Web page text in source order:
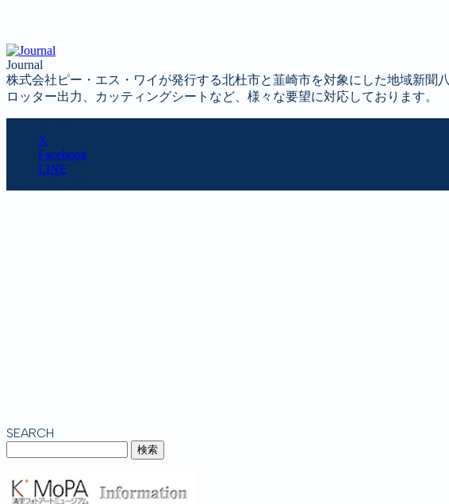
Journal
株式会社ピー・エス・ワイが発行する北杜市と韮崎市を対象にした地域新
ロッター出力、カッティングシートなど、様々な要望に対応しております。
X
Facebook
LINE
SEARCH